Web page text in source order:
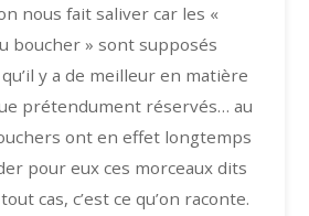
nous fait saliver car les «
boucher » sont supposés
y a de meilleur en matière
prétendument réservés… au
ont en effet longtemps
pour eux ces morceaux dits
cas, c’est ce qu’on raconte.